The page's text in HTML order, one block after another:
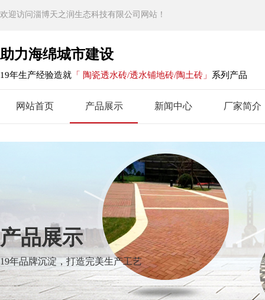
欢迎访问淄博天之润生态科技有限公司网站！
助力海绵城市建设
19年生产经验造就 「 陶瓷透水砖/透水铺地砖/陶土砖」 系列产品
网站首页 产品展示 新闻中心 厂家简介
产品展示
19年品牌沉淀，打造完美生产工艺